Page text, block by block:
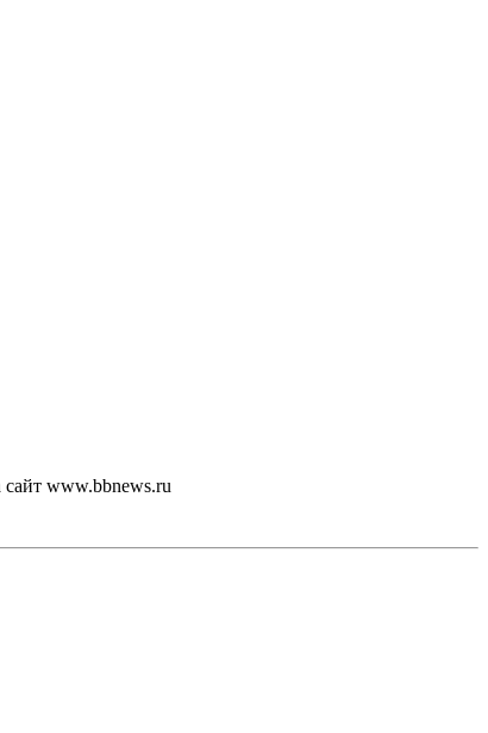
сайт www.bbnews.ru